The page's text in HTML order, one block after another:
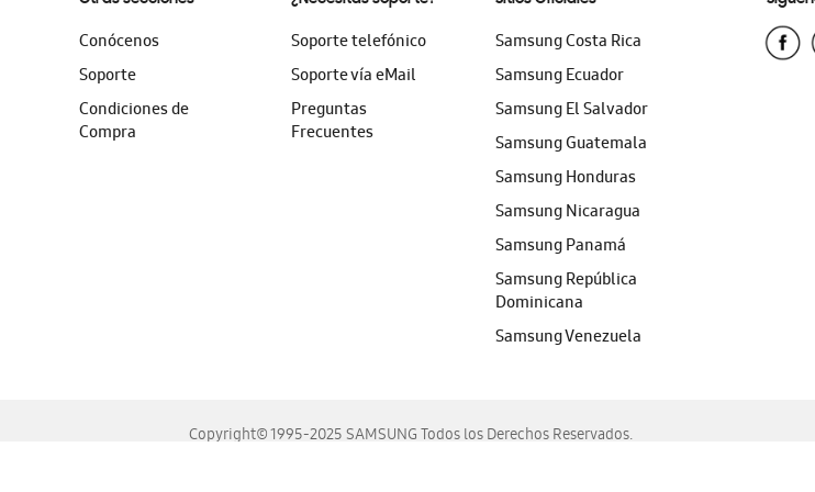
Conócenos
Soporte
Condiciones de
Compra
Soporte telefónico
Soporte vía eMail
Preguntas
Frecuentes
Samsung Costa Rica
Samsung Ecuador
Samsung El Salvador
Samsung Guatemala
Samsung Honduras
Samsung Nicaragua
Samsung Panamá
Samsung República
Dominicana
Samsung Venezuela
Copyright© 1995-2025 SAMSUNG Todos los Derechos Reservados.